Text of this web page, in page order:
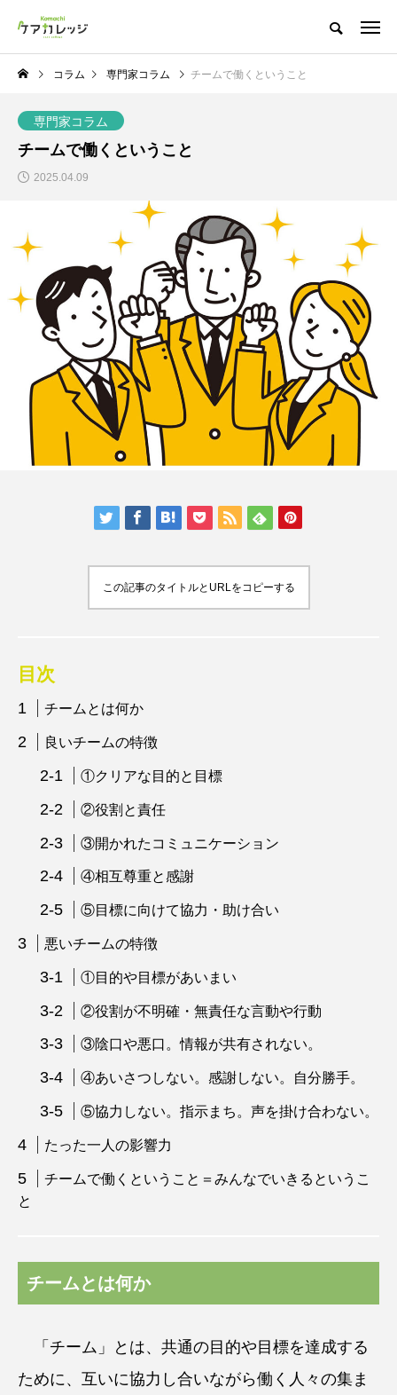
コラム 専門家コラム チームで働くということ
専門家コラム
チームで働くということ
2025.04.09
この記事のタイトルとURLをコピーする
目次
チームとは何か
良いチームの特徴
①クリアな目的と目標
②役割と責任
③開かれたコミュニケーション
④相互尊重と感謝
⑤目標に向けて協力・助け合い
悪いチームの特徴
①目的や目標があいまい
②役割が不明確・無責任な言動や行動
③陰口や悪口。情報が共有されない。
④あいさつしない。感謝しない。自分勝手。
⑤協力しない。指示まち。声を掛け合わない。
たった一人の影響力
チームで働くということ＝みんなでいきるというこ
と
チームとは何か
「チーム」とは、共通の目的や目標を達成する
ために、互いに協力し合いながら働く人々の集ま